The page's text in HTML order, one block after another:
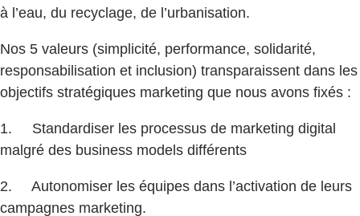
à l’eau, du recyclage, de l’urbanisation.
Nos 5 valeurs (simplicité, performance, solidarité,
responsabilisation et inclusion) transparaissent dans les
objectifs stratégiques marketing que nous avons fixés :
1. Standardiser les processus de marketing digital
malgré des business models différents
2. Autonomiser les équipes dans l’activation de leurs
campagnes marketing.